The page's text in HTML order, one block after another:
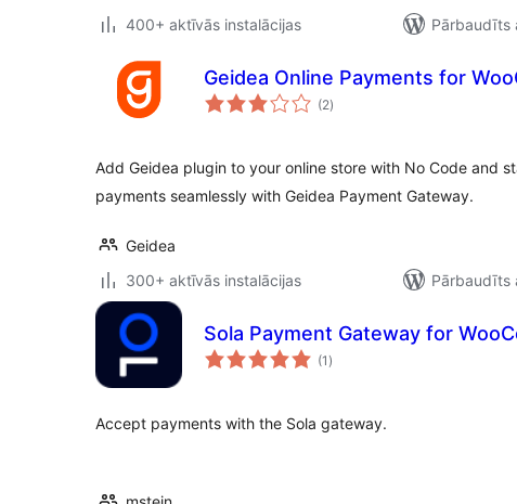
400+ aktīvās instalācijas
Pārbaudīts
Geidea Online Payments for
(2vērtējumu
kopsumma
)
Add Geidea plugin to your online store with No Code and
payments seamlessly with Geidea Payment Gateway.
Geidea
300+ aktīvās instalācijas
Pārbaudīts
Sola Payment Gateway for
(1 vērtējumu
kopsumma
)
Accept payments with the Sola gateway.